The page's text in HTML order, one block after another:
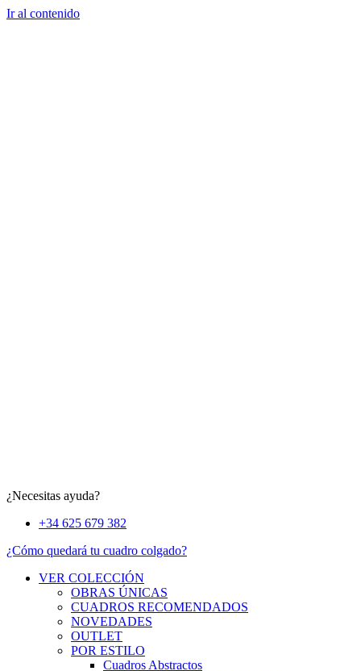
Ir al contenido
¿Necesitas ayuda?
+34 625 679 382
¿Cómo quedará tu cuadro colgado?
VER COLECCIÓN
OBRAS ÚNICAS
CUADROS RECOMENDADOS
NOVEDADES
OUTLET
POR ESTILO
Cuadros Abstractos